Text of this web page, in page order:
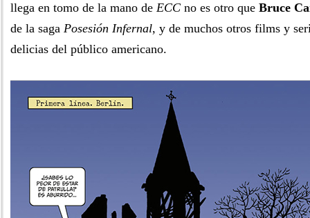
llega en tomo de la mano de ECC no es otro que Bruce
de la saga Posesión Infernal, y de muchos otros films y
delicias del público americano.